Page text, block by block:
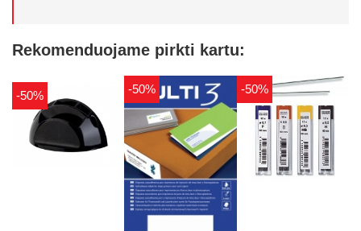
Rekomenduojame pirkti kartu:
-50% -50% -50%